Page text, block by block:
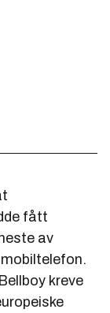
fått
av
kreve